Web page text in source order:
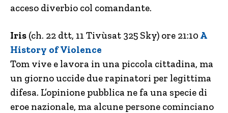
acceso diverbio col comandante.
Iris (ch. 22 dtt, 11 Tivùsat 325 Sky) ore 21:10 A
History of Violence
Tom vive e lavora in una piccola cittadina, ma
un giorno uccide due rapinatori per legittima
difesa. L’opinione pubblica ne fa una specie di
eroe nazionale, ma alcune persone cominciano